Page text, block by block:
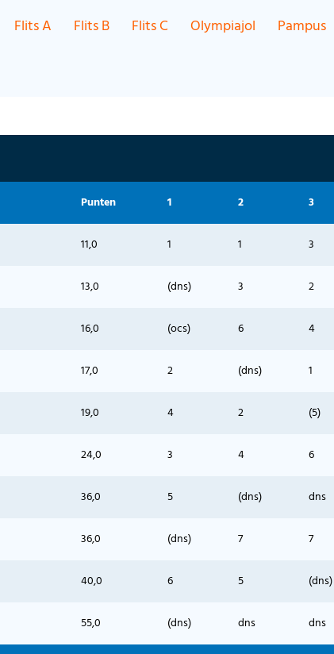
Flits A Flits B Flits C Olympiajol Pampus
Punten 1 2 3
11,0 1 1 3
13,0 (dns) 3 2
16,0 (ocs) 6 4
17,0 2 (dns) 1
19,0 4 2 (5)
24,0 3 4 6
36,0 5 (dns) dns
36,0 (dns) 7 7
40,0 6 5 (dns)
55,0 (dns) dns dns